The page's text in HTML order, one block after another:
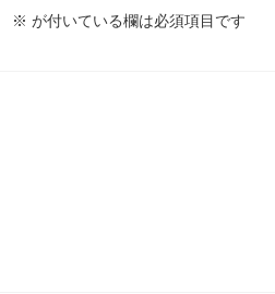
※ が付いている欄は必須項目です